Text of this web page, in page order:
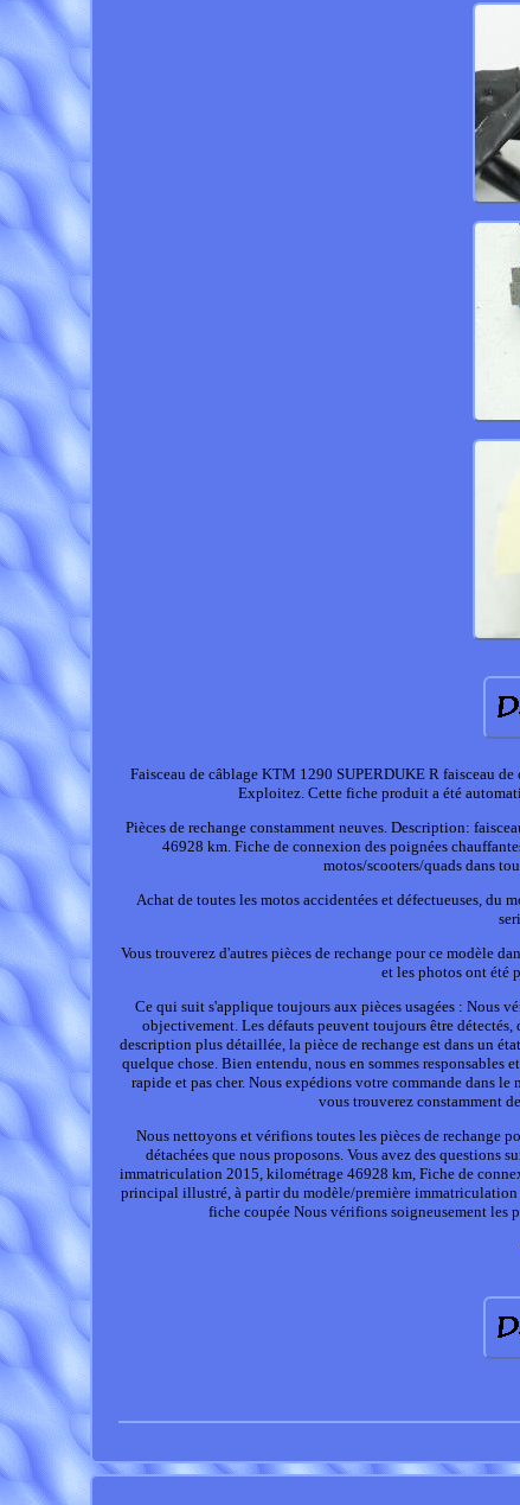
Faisceau de câblage KTM 1290 SUPERDUKE R faisceau
Exploitez. Cette fiche produit a été
Pièces de rechange constamment neuves. Description:
46928 km. Fiche de connexion des poignées
motos/scooters/quads dans
Achat de toutes les motos accidentées et défectueuses, du
Vous trouverez d'autres pièces de rechange pour ce modèle
et les photos ont été
Ce qui suit s'applique toujours aux pièces usagées : Nous
objectivement. Les défauts peuvent toujours être
description plus détaillée, la pièce de rechange est dans un
quelque chose. Bien entendu, nous en sommes
rapide et pas cher. Nous expédions votre commande dans le
vous trouverez constamment
Nous nettoyons et vérifions toutes les pièces de rechange
détachées que nous proposons. Vous avez des
immatriculation 2015, kilométrage 46928 km, Fiche de
principal illustré, à partir du modèle/première
fiche coupée Nous vérifions soigneusement les